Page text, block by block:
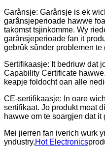
Garânsje: Garânsje is ek
garânsjeperioade hawwe
takomst tsjinkomme. Wy
garânsjeperioade fan it
gebrûk sûnder problemen te
Sertifikaasje: It bedriuw dat
Capability Certificate
keapje foldocht oan alle
CE-sertifikaasje: In oare
sertifikaat. Jo produkt moat
hawwe om te soargjen dat
Mei jierren fan iverich wurk
yndustry,Hot Electronics